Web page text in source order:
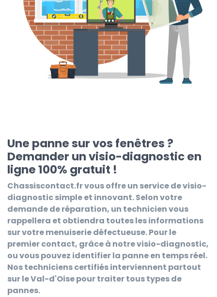
Une panne sur vos fenêtres ?
Demander un visio-diagnostic en
ligne 100% gratuit !
Chassiscontact.frvous offre un service de visio-
diagnostic simple et innovant. Selon votre
demande de réparation, un technicien vous
rappellera et obtiendra toutes les informations
sur votre menuiserie défectueuse. Pour le
premier contact, grâce à notre visio-diagnostic,
ou vous pouvez identifier la panne en temps réel.
Nos techniciens certifiés interviennent partout
sur le Val-d'Oise pour traiter tous types de
pannes.